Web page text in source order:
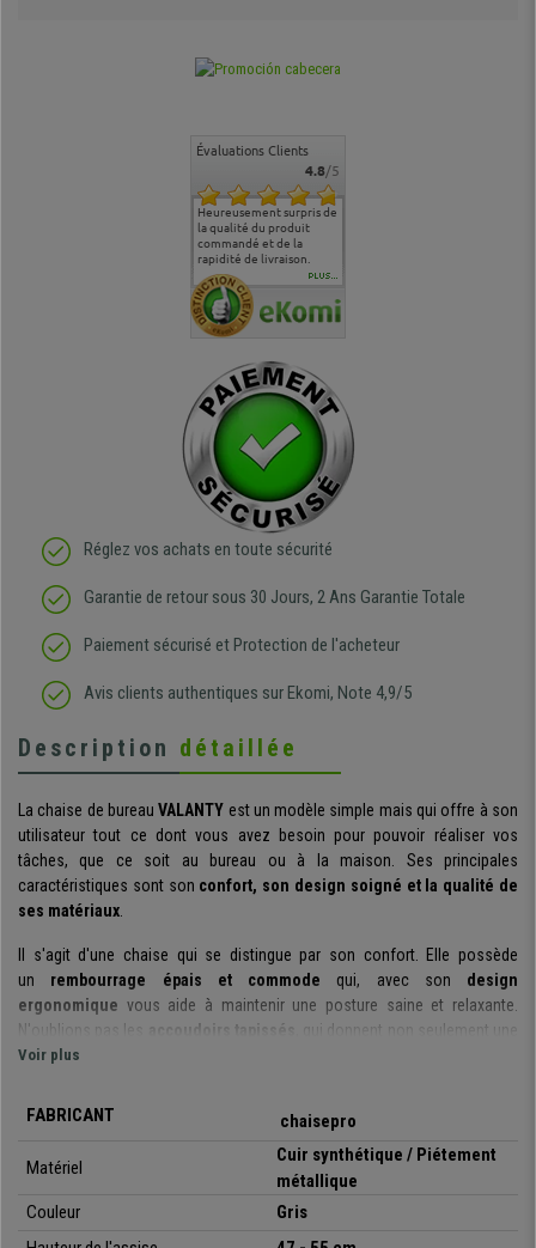
Évaluations Clients
4.8/5
Heureusement surpris de
la qualité du produit
commandé et de la
rapidité de livraison.
de l'aménagement et ne
regrette pas mon achat.
PLUS...
Réglez vos achats en toute sécurité
Garantie de retour sous 30 Jours, 2 Ans Garantie Totale
Paiement sécurisé et Protection de l'acheteur
Avis clients authentiques sur Ekomi, Note 4,9/5
Description détaillée
La chaise de bureauVALANTY est un modèle simple mais qui offre à son
utilisateur tout ce dont vous avez besoin pour pouvoir réaliser vos
tâches, que ce soit au bureau ou à la maison. Ses principales
caractéristiques sont son confort, son design soigné et la qualité de
ses matériaux.
Il s'agit d'une chaise qui se distingue par son confort. Elle possède
un rembourrage épais et commode qui, avec son design
ergonomique vous aide à maintenirune posture saine et relaxante.
N'oublions pas les
accoudoirs tapissés
, qui donnent non seulement une
touche esthétique au fauteuil, mais offrent également un point d'appui
De plus, ce modèle intègre un
mécanisme d'inclinaison basculant
vous pouvez activer facilement cette fonction en actionnant le levier
vers l’extérieur de la chaise, si vous effectuez la même action à l’inverse,
le fauteuil reprendra sa position rigide normale. Cette fonctionnalité est
Voir plus
FABRICANT chaisepro
Matériel
Cuir synthétique / Piétement
métallique
Couleur
Gris